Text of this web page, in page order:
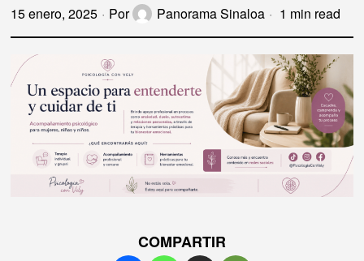
15 enero, 2025 Por Panorama Sinaloa 1 min read
COMPARTIR